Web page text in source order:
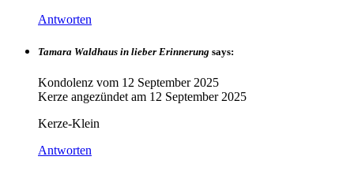
Antworten
Tamara Waldhaus in lieber Erinnerung says:
Kondolenz vom 12 September 2025
Kerze angezündet am 12 September 2025
Kerze-Klein
Antworten